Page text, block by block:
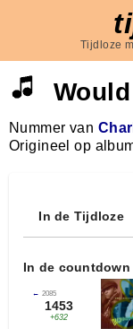
Tijdloze
Nummer van
Origineel op
In de Tijdloze
In de countdown
← 2085
1453
+632